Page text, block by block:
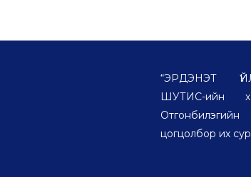
“ЭРДЭНЭТ
ШУТИС-ийн
цогцолбор их